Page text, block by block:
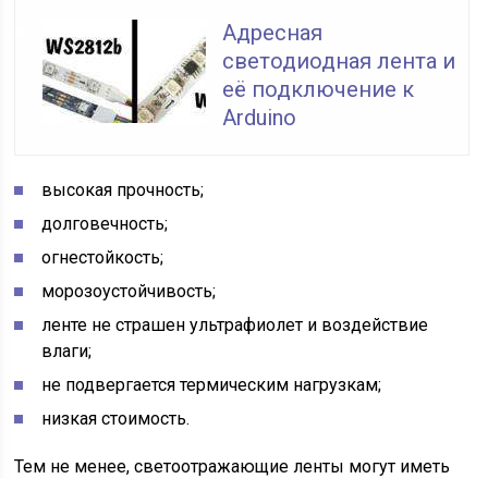
Адресная
светодиодная лента и
её подключение к
Arduino
высокая прочность;
долговечность;
огнестойкость;
морозоустойчивость;
ленте не страшен ультрафиолет и воздействие
влаги;
не подвергается термическим нагрузкам;
низкая стоимость.
Тем не менее, светоотражающие ленты могут иметь